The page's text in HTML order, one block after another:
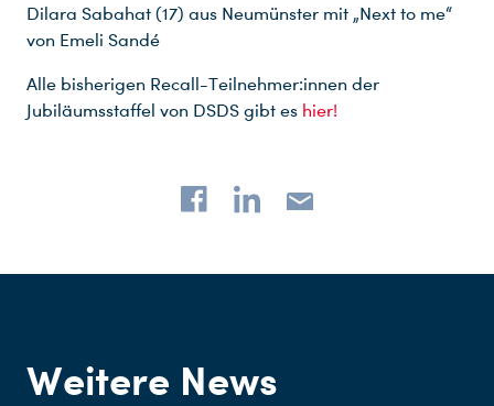
Dilara Sabahat (17) aus Neumünster mit „Next to me“
von Emeli Sandé
Alle bisherigen Recall-Teilnehmer:innen der
Jubiläumsstaffel von DSDS gibt es hier!
Weitere News